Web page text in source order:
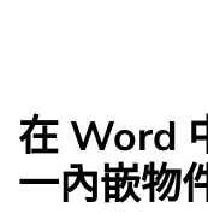
在 Word
一內嵌物